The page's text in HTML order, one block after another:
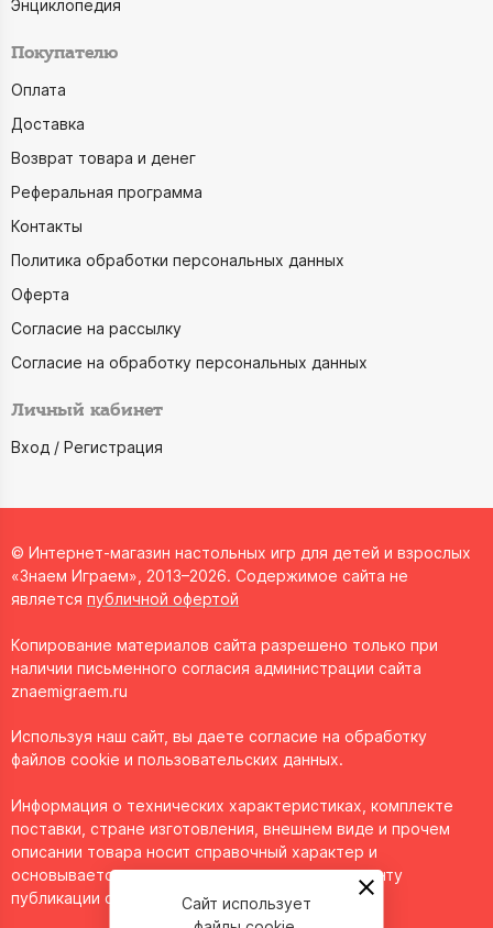
Энциклопедия
Покупателю
Оплата
Доставка
Возврат товара и денег
Реферальная программа
Контакты
Политика обработки персональных данных
Оферта
Согласие на рассылку
Согласие на обработку персональных данных
Личный кабинет
Вход / Регистрация
© Интернет-магазин настольных игр для детей и взрослых
«Знаем Играем», 2013–2026. Содержимое сайта не
является публичной офертой
Копирование материалов сайта разрешено только при
наличии письменного согласия администрации сайта
znaemigraem.ru
Используя наш сайт, вы даете согласие на обработку
файлов cookie и пользовательских данных.
Информация о технических характеристиках, комплекте
поставки, стране изготовления, внешнем виде и прочем
описании товара носит справочный характер и
основывается на последних доступных к моменту
публикации сведениях.Сайт использует